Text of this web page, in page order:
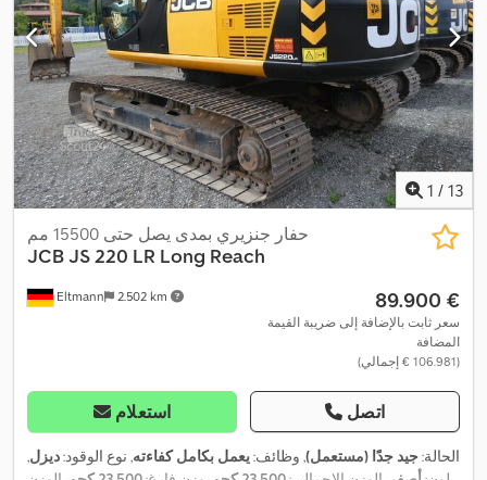
1 / 13
Eltmann 2.502 km
حفار جنزيري بمدى يصل حتى 15500 مم
JCBJS 220 LR Long Reach
‏89.900 €
سعر ثابت بالإضافة إلى ضريبة القيمة
المضافة
(‏106.981 € إجمالي)
استعلام اتصل
الحالة:جيد جدًا (مستعمل), وظائف:يعمل بكامل كفاءته, نوع الوقود:ديزل,